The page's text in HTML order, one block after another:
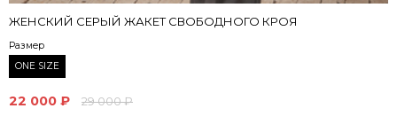
ЖЕНСКИЙ СЕРЫЙ ЖАКЕТ СВОБОДНОГО КРОЯ
Размер
ONE SIZE
22 000 ₽ 29 000 ₽